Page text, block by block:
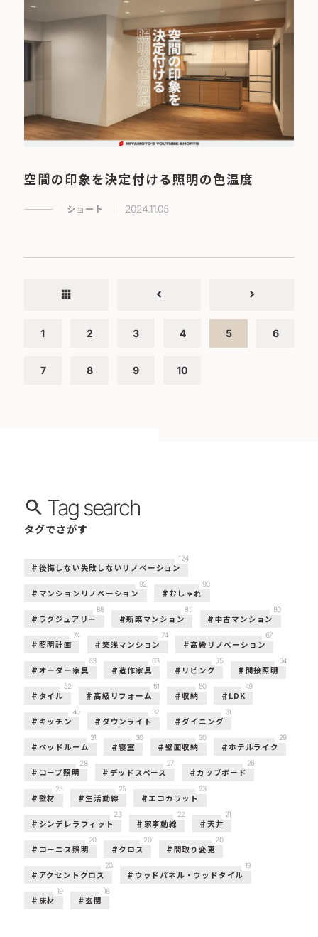
空間の印象を決定付ける照明の色温度
ショート 2024.11.05
apps chevron_left chevron_right
1 2 3 4 5 6
7 8 9 10
Tag search
タグでさがす
後悔しない失敗しないリノベーション
124
マンションリノベーション
92
おしゃれ
90
ラグジュアリー
88
新築マンション
85
中古マンション
80
照明計画
74
築浅マンション
74
高級リノベーション
67
オーダー家具
63
造作家具
63
リビング
55
間接照明
54
タイル
52
高級リフォーム
51
収納
50
LDK
49
キッチン
40
ダウンライト
32
ダイニング
31
ベッドルーム
31
寝室
30
壁面収納
30
ホテルライク
29
コーブ照明
28
デッドスペース
27
カップボード
26
壁材
25
生活動線
25
エコカラット
23
シンデレラフィット
23
家事動線
22
天井
21
コーニス照明
20
クロス
20
間取り変更
20
アクセントクロス
20
ウッドパネル・ウッドタイル
19
床材
19
玄関
18